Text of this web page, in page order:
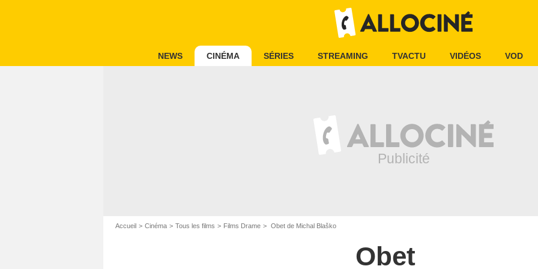
NEWS CINÉMA SÉRIES STREAMING TVACTU VIDÉOS VOD
Accueil Cinéma Tous les films Films Drame Obet de Michal Blaško
Obet